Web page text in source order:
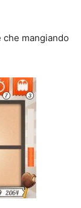
mangiando